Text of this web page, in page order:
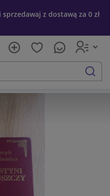
z dostawą za 0 zł
szukaj